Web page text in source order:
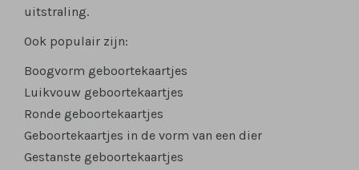
uitstraling.
Ook populair zijn:
Boogvorm geboortekaartjes
Luikvouw geboortekaartjes
Ronde geboortekaartjes
Geboortekaartjes in de vorm van een dier
Gestanste geboortekaartjes